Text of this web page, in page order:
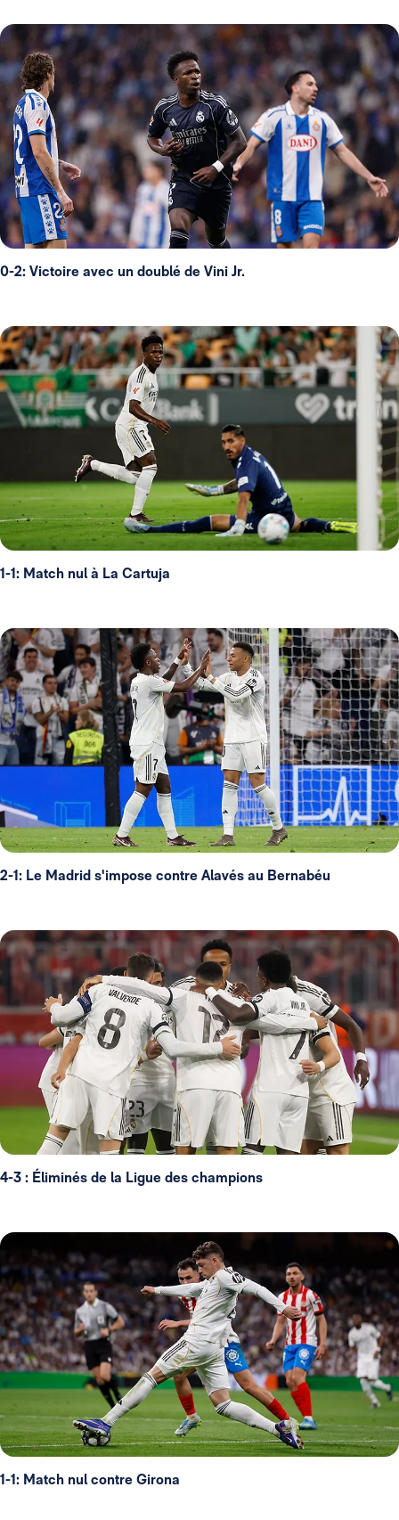
0-2: Victoire avec un doublé de Vini Jr.
1-1: Match nul à La Cartuja
2-1: Le Madrid s'impose contre Alavés au Bernabéu
4-3 : Éliminés de la Ligue des champions
1-1: Match nul contre Girona